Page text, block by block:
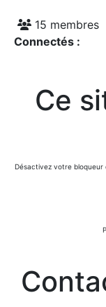
15 membres
Connectés :
Ce
Désactivez votre bloqueur